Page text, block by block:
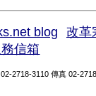
blog
改革
信箱
2718-3110 傳真 02-